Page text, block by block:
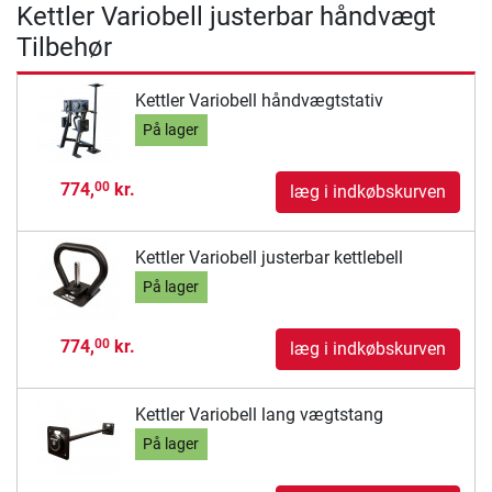
Kettler Variobell justerbar håndvægt
Tilbehør
Kettler Variobell håndvægtstativ
På lager
774,00kr. læg i indkøbskurven
Kettler Variobell justerbar kettlebell
På lager
774,00kr. læg i indkøbskurven
Kettler Variobell lang vægtstang
På lager